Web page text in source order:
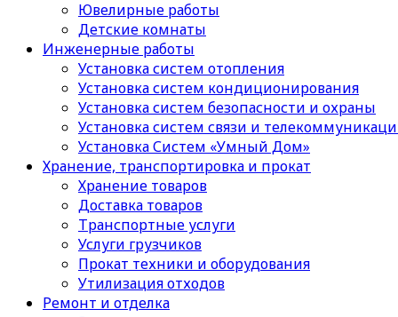
Ювелирные работы
Детские комнаты
Инженерные работы
Установка систем отопления
Установка систем кондиционирования
Установка систем безопасности и охраны
Установка систем связи и
Установка Систем «Умный Дом»
Хранение, транспортировка и прокат
Хранение товаров
Доставка товаров
Транспортные услуги
Услуги грузчиков
Прокат техники и оборудования
Утилизация отходов
Ремонт и отделка